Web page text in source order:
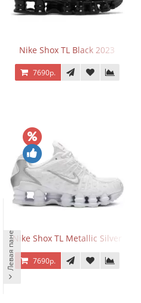
Nike Shox TL Black 2023
7690р.
Nike Shox TL Metallic Silver
7690р.
Левая панель